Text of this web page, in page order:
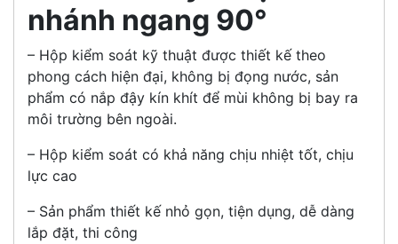
nhánh ngang 90°
– Hộp kiểm soát kỹ thuật được thiết kế theo
phong cách hiện đại, không bị đọng nước, sản
phẩm có nắp đậy kín khít để mùi không bị bay ra
môi trường bên ngoài.
– Hộp kiểm soát có khả năng chịu nhiệt tốt, chịu
lực cao
– Sản phẩm thiết kế nhỏ gọn, tiện dụng, dễ dàng
lắp đặt, thi công